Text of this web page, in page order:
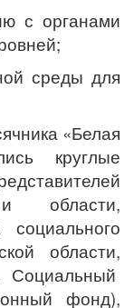
органами
среды для
«Белая
круглые
области,
области,
Социальный
фонд),